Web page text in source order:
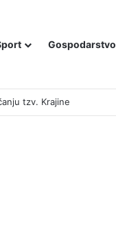
Gospodarstvo